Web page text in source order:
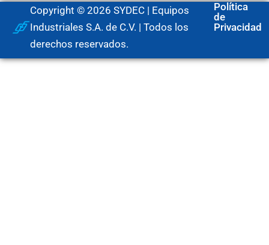
Copyright © 2026 SYDEC | Equipos
Industriales S.A. de C.V. | Todos los
derechos reservados.
Política
de
Privacidad